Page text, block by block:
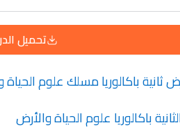
تحميل
ثانية باكالوريا مسلك علوم
باكالوريا علوم الحياة والأرض